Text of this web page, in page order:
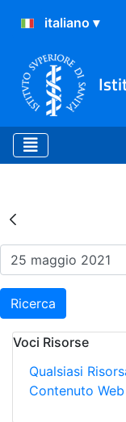
Risultati
Ricerca
Voci Risorse
Qualsiasi
Contenuto Web